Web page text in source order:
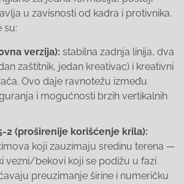
u zavisnosti od kadra i protivnika.
su:
verzija): stabilna zadnja linija, dva
zaštitnik, jedan kreativac) i kreativni
Ovo daje ravnotežu između
i mogućnosti brzih vertikalnih
2 (proširenije korišćenje krila):
koji zauzimaju sredinu terena —
vezni/bekovi koji se podižu u fazi
preuzimanje širine i numeričku